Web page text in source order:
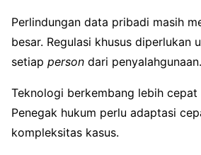
Perlindungan data pribadi masih
besar. Regulasi khusus diperlukan
setiap person dari penyalahgunaan.
Teknologi berkembang lebih cepat
Penegak hukum perlu adaptasi
kompleksitas kasus.